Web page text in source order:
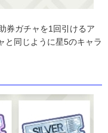
券ガチャを1回引けるア
と同じように星5のキャラ